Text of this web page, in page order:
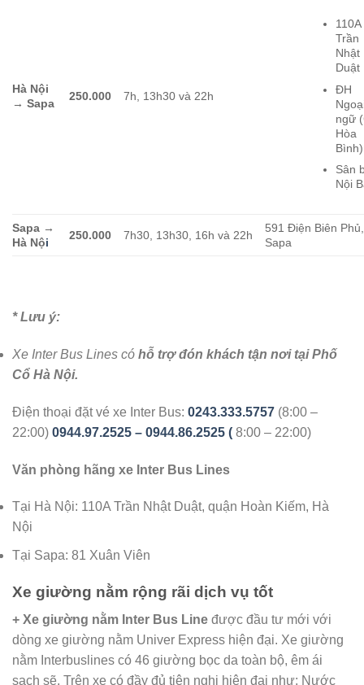
Hà Nội
→ Sapa
250.000 7h, 13h30 và 22h
110A
Trần
Nhật
Duật
ĐH
ngữ
Hòa
Bình)
Sân
Nội
Sapa →
Hà Nội
250.000 7h30, 13h30, 16h và 22h
591 Điện Biên Phủ,
Sapa
* Lưu ý:
Xe Inter Bus Lines có hỗ trợ đón khách tận nơi tại Phố
Cổ Hà Nội.
Điện thoại đặt vé xe Inter Bus: 0243.333.5757 (8:00 –
22:00) 0944.97.2525 – 0944.86.2525 ( 8:00 – 22:00)
Văn phòng hãng xe Inter Bus Lines
Tại Hà Nội: 110A Trần Nhật Duật, quận Hoàn Kiếm, Hà
Nội
Tại Sapa: 81 Xuân Viên
Xe giường nằm rộng rãi dịch vụ tốt
+ Xe giường nằm Inter Bus Line được đầu tư mới với
dòng xe giường nằm Univer Express hiện đại. Xe giường
nằm Interbuslines có 46 giường bọc da toàn bộ, êm ái
sạch sẽ. Trên xe có đầy đủ tiện nghi hiện đại như: Nước